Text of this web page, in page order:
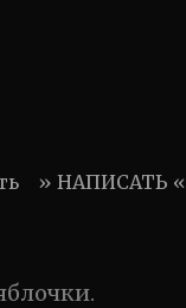
» НАПИСАТЬ «